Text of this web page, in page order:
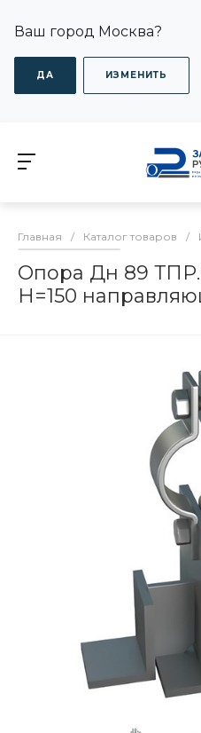
Ваш город Москва?
ДА ИЗМЕНИТЬ
Главная / Каталог товаров /
Опора Дн 89
H=150